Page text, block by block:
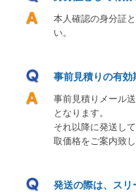
本人確認の身分証
い。
事前見積りの有効
事前見積りメール
となります。
それ以降に発送し
取価格をご案内致し
発送の際は、スリ